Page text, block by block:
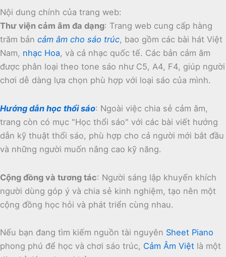
Nội dung chính của trang web:
Thư viện cảm âm đa dạng: Trang web cung cấp hàng
trăm bản cảm âm cho sáo trúc, bao gồm các bài hát Việt
Nam, nhạc Hoa, và cả nhạc quốc tế. Các bản cảm âm
được phân loại theo tone sáo như C5, A4, F4, giúp người
chơi dễ dàng lựa chọn phù hợp với loại sáo của mình.
Hướng dẫn học thổi sáo: Ngoài việc chia sẻ cảm âm,
trang còn có mục "Học thổi sáo" với các bài viết hướng
dẫn kỹ thuật thổi sáo, phù hợp cho cả người mới bắt đầu
và những người muốn nâng cao kỹ năng.
Cộng đồng và tương tác: Người sáng lập khuyến khích
người dùng góp ý và chia sẻ kinh nghiệm, tạo nên một
cộng đồng học hỏi và phát triển cùng nhau.
Nếu bạn đang tìm kiếm nguồn tài nguyên Sheet Piano
phong phú để học và chơi sáo trúc, Cảm Âm Việt là một